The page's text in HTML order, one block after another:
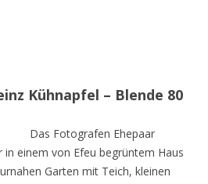
Kühnapfel – Blende 80
Das Fotografen Ehepaar
einem von Efeu begrüntem Haus
Garten mit Teich, kleinen